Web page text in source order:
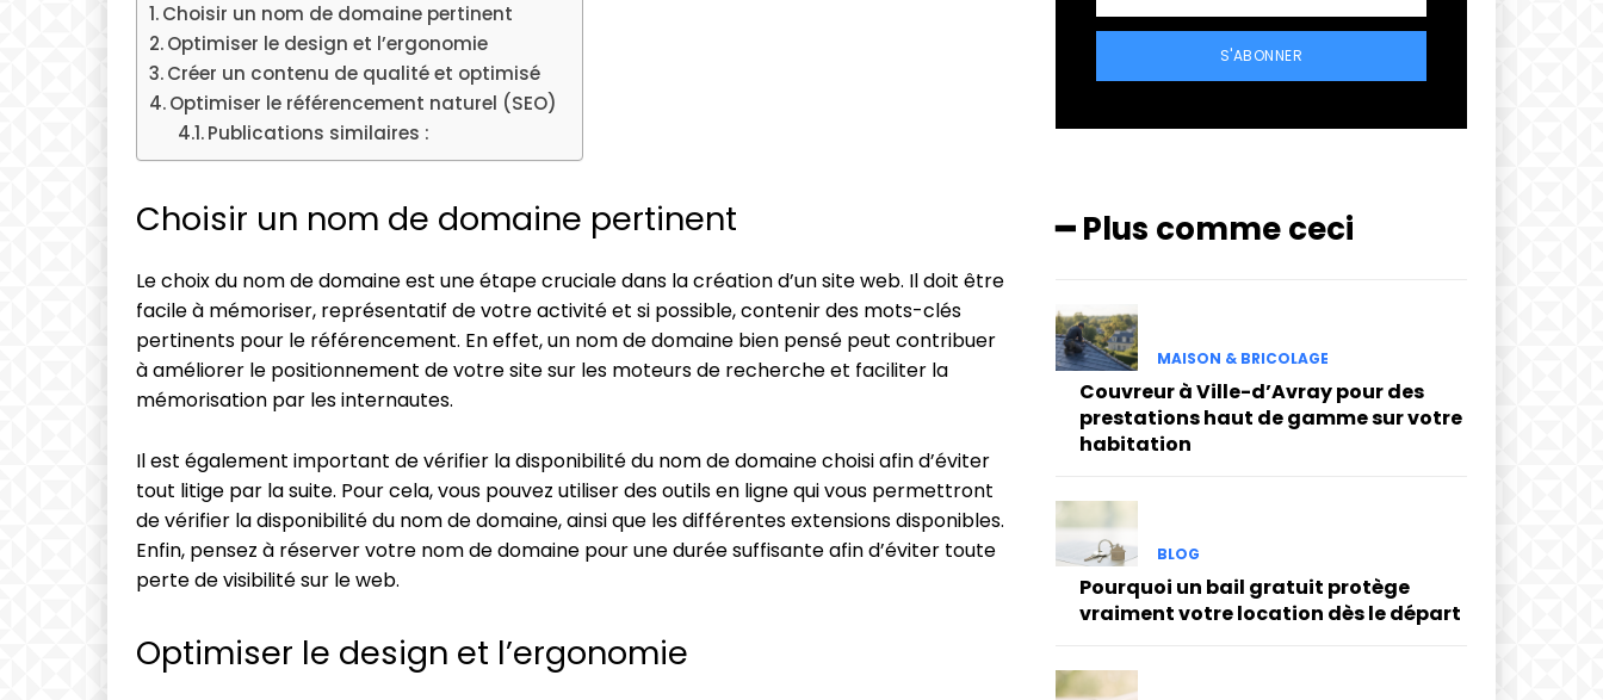
Choisir un nom de domaine pertinent
Optimiser le design et l’ergonomie
Créer un contenu de qualité et optimisé
Optimiser le référencement naturel (SEO)
Publications similaires :
Choisir un nom de domaine pertinent
Le choix du nom de domaine est une étape cruciale dans la création d’un site web. Il doit être
facile à mémoriser, représentatif de votre activité et si possible, contenir des mots-clés
pertinents pour le référencement. En effet, un nom de domaine bien pensé peut contribuer
à améliorer le positionnement de votre site sur les moteurs de recherche et faciliter la
mémorisation par les internautes.
Il est également important de vérifier la disponibilité du nom de domaine choisi afin d’éviter
tout litige par la suite. Pour cela, vous pouvez utiliser des outils en ligne qui vous permettront
de vérifier la disponibilité du nom de domaine, ainsi que les différentes extensions disponibles.
Enfin, pensez à réserver votre nom de domaine pour une durée suffisante afin d’éviter toute
perte de visibilité sur le web.
Optimiser le design et l’ergonomie
S'ABONNER
━ Plus comme ceci
MAISON & BRICOLAGE
Couvreur à Ville-d’Avray pour des
prestations haut de gamme sur votre
habitation
BLOG
Pourquoi un bail gratuit protège
vraiment votre location dès le départ